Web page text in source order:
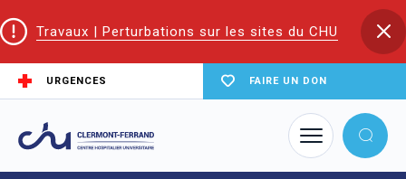
Travaux | Perturbations sur les sites du CHU
URGENCES FAIRE UN DON
Accueil
Médecine physique et de réadaptation